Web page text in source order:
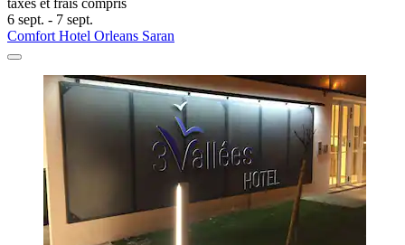
6 sept. - 7 sept.
Comfort Hotel Orleans Saran